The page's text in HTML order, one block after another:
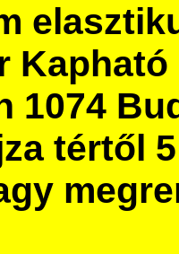
1074
tértől